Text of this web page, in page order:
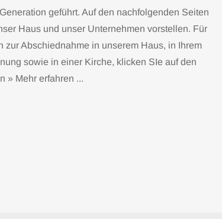
geführt. Auf den nachfolgenden Seiten
Haus und unser Unternehmen vorstellen. Für
zur Abschiednahme in unserem Haus, in Ihrem
sowie in einer Kirche, klicken SIe auf den
» Mehr erfahren ...